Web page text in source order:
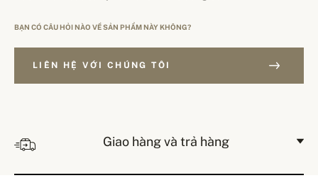
BẠN CÓ CÂU HỎI NÀO VỀ SẢN PHẨM NÀY KHÔNG?
LIÊN HỆ VỚI CHÚNG TÔI
Giao hàng và trả hàng